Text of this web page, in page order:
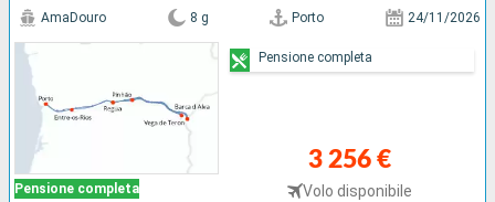
Pensione completa
AmaDouro 8 g Porto 24/11/2026
3 256 €
Volo disponibile
Pensione completa